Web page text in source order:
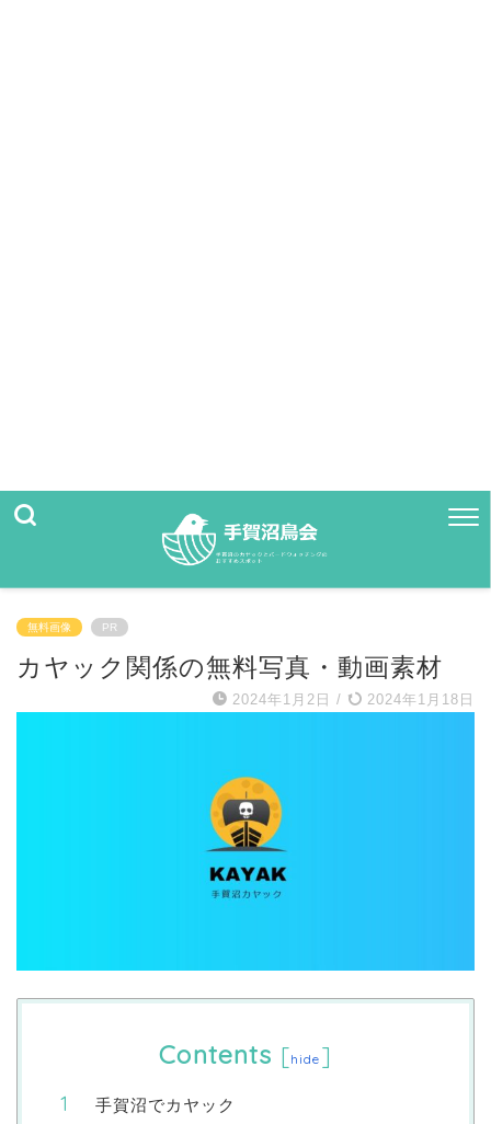
無料画像 PR
カヤック関係の無料写真・動画素材
2024年1月2日 / 2024年1月18日
Contents [hide ]
手賀沼でカヤック